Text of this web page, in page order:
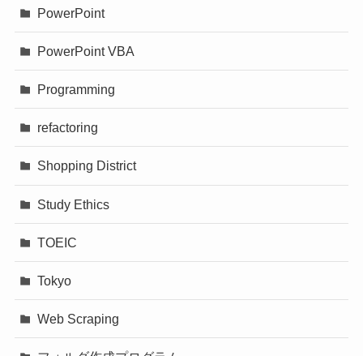
PowerPoint
PowerPoint VBA
Programming
refactoring
Shopping District
Study Ethics
TOEIC
Tokyo
Web Scraping